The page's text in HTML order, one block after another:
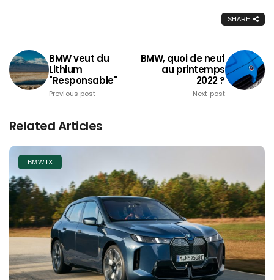
SHARE
BMW veut du
Lithium
"Responsable"
Previous post
BMW, quoi de neuf
au printemps
2022 ?
Next post
Related Articles
BMW IX